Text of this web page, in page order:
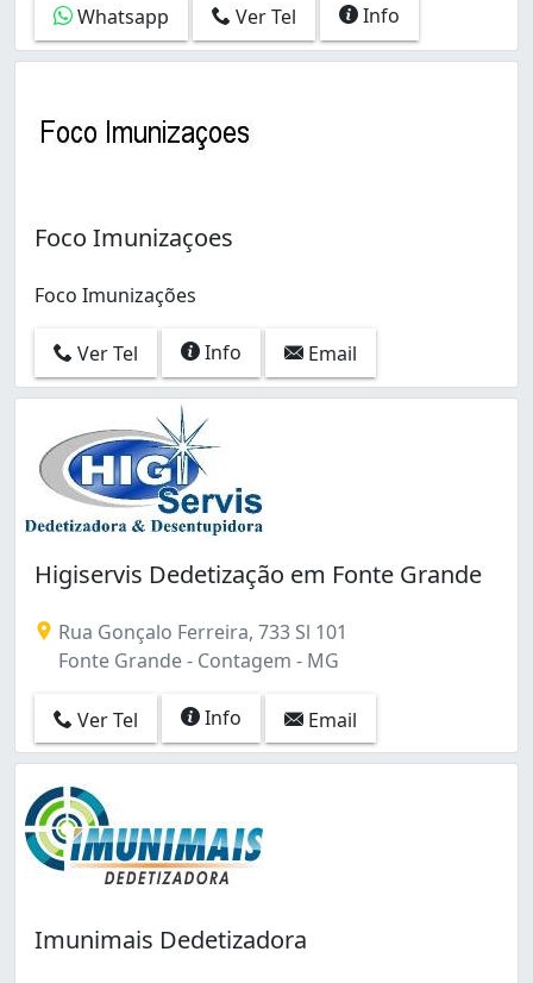
Whatsapp Ver Tel Info
Foco Imunizaçoes
Foco Imunizações
Ver Tel Info Email
Higiservis Dedetização em Fonte Grande
Rua Gonçalo Ferreira, 733 Sl 101
Fonte Grande - Contagem - MG
Ver Tel Info Email
Imunimais Dedetizadora